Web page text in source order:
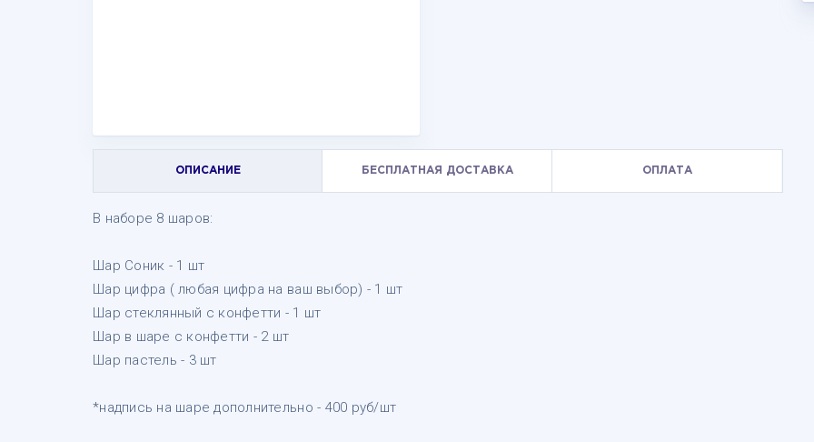
ОПИСАНИЕ БЕСПЛАТНАЯ ДОСТАВКА ОПЛАТА
В наборе 8 шаров:
Шар Соник - 1 шт
Шар цифра ( любая цифра на ваш выбор) - 1 шт
Шар стеклянный с конфетти - 1 шт
Шар в шаре с конфетти - 2 шт
Шар пастель - 3 шт
*надпись на шаре дополнительно - 400 руб/шт